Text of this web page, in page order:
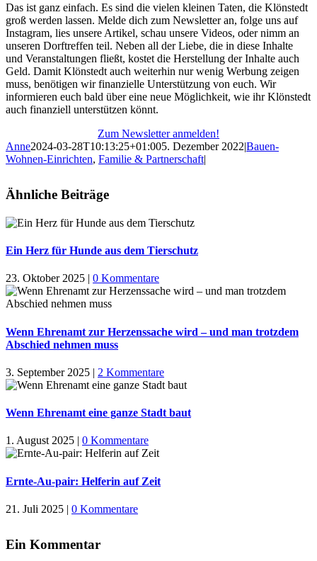
Das ist ganz einfach. Es sind die vielen kleinen Taten, die Klönstedt
groß werden lassen. Melde dich zum Newsletter an, folge uns auf
Instagram, lies unsere Artikel, schau unsere Videos, oder nimm an
unseren Dorftreffen teil. Neben all der Liebe, die in diese Inhalte
und Veranstaltungen fließt, kostet die Herstellung der Inhalte auch
Geld. Damit Klönstedt auch weiterhin nur wenig Werbung zeigen
muss, benötigen wir finanzielle Unterstützung von euch. Wir
informieren euch bald über eine neue Möglichkeit, wie ihr Klönstedt
auch finanziell unterstützen könnt.
Zum Newsletter anmelden!
Anne2024-03-28T10:13:25+01:005. Dezember 2022|Bauen-
Wohnen-Einrichten, Familie & Partnerschaft|
Ähnliche Beiträge
Ein Herz für Hunde aus dem Tierschutz
23. Oktober 2025 | 0 Kommentare
Wenn Ehrenamt zur Herzenssache wird – und man trotzdem
Abschied nehmen muss
3. September 2025 | 2 Kommentare
Wenn Ehrenamt eine ganze Stadt baut
1. August 2025 | 0 Kommentare
Ernte-Au-pair: Helferin auf Zeit
21. Juli 2025 | 0 Kommentare
Ein Kommentar